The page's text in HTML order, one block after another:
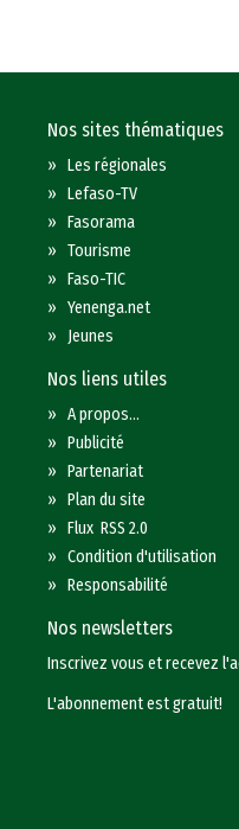
Nos sites thématiques
»Les régionales
»Lefaso-TV
»Fasorama
»Tourisme
»Faso-TIC
»Yenenga.net
» Jeunes
Nos liens utiles
»A propos...
»Publicité
»Partenariat
»Plan du site
»Flux RSS 2.0
»Condition d'utilisation
»Responsabilité
Nos newsletters
Inscrivez vous et recevez
L'abonnement est gratuit!